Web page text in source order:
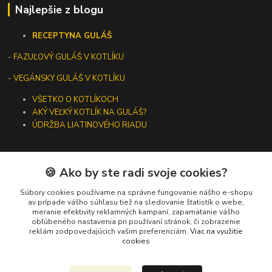
Najlepšie z blogu
RECEPTYNA GULÁŠ
-FAZUĽOVÝ GULÁŠ V KOTLÍKU
- VEGÁNSKY GULÁŠ V KOTLÍKU
VŠETKO O KOTLÍKOCH
AKÝ VEĽKÝ KOTLÍK NA GULÁŠ?
ÚDRŽBA LIATINOVÉHO RIADU
Kontakty
+421 919 275 553
(Po-Pia, 10-13 hod.)
🍪 Ako by ste radi svoje cookies?
Súbory cookies používame na správne fungovanie nášho e-shopu
av prípade vášho súhlasu tiež na sledovanie štatistík o webe,
meranie efektivity reklamných kampaní, zapamätanie vášho
obľúbeného nastavenia pri používaní stránok, či zobrazenie
reklám zodpovedajúcich vašim preferenciám. Viac na využitie
cookies